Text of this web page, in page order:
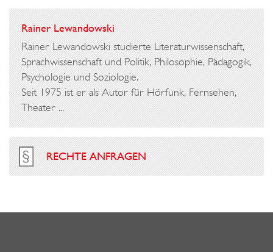
Rainer Lewandowski
Rainer Lewandowski studierte Literaturwissenschaft,
Sprachwissenschaft und Politik, Philosophie, Pädagogik,
Psychologie und Soziologie.
Seit 1975 ist er als Autor für Hörfunk, Fernsehen,
Theater ...
RECHTE ANFRAGEN